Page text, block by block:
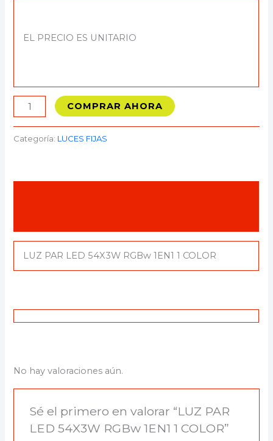
EL PRECIO ES UNITARIO
COMPRAR AHORA
Categoría: LUCES FIJAS
LUZ PAR LED 54X3W RGBw 1EN1 1 COLOR
No hay valoraciones aún.
Sé el primero en valorar “LUZ PAR
LED 54X3W RGBw 1EN1 1 COLOR”